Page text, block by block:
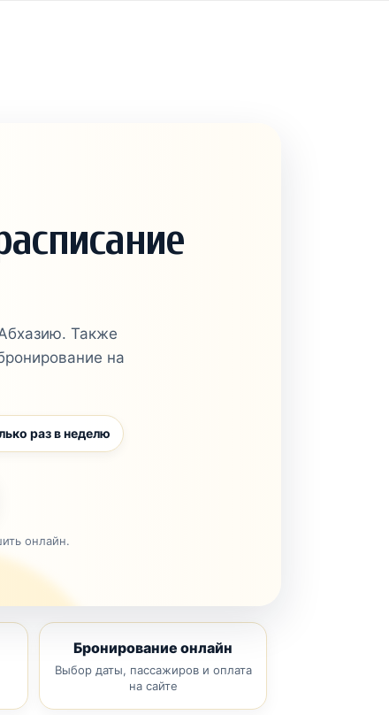
Также
на
раз в неделю
онлайн.
Бронирование онлайн
Выбор даты, пассажиров и оплата
на сайте